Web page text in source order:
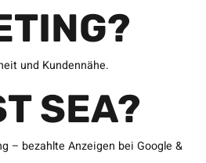
und Kundennähe.
SEA?
– bezahlte Anzeigen bei Google &